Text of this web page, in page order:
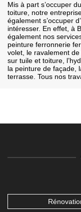
Mis à part s’occuper
toiture, notre
également s’occuper
intéresser. En effet, à
également nos
peinture ferronnerie
volet, le ravalement
sur tuile et toiture,
la peinture de façade,
terrasse. Tous nos